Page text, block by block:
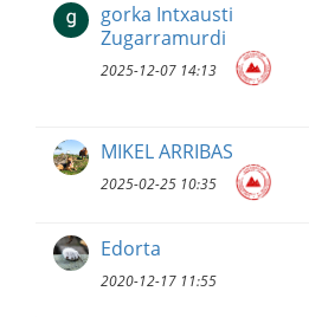
gorka Intxausti
Zugarramurdi
2025-12-07 14:13
MIKEL ARRIBAS
2025-02-25 10:35
Edorta
2020-12-17 11:55